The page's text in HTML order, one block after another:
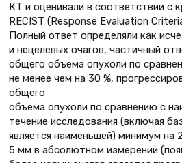
КТ и оценивали в соответствии с
RECIST (Response Evaluation
Полный ответ определяли как
и нецелевых очагов, частичный
общего объема опухоли по
не менее чем на 30 %,
общего
объема опухоли по сравнению с
течение исследования (включая
является наименьшей) минимум на
5 мм в абсолютном измерении